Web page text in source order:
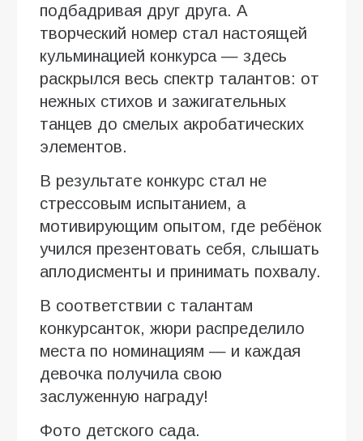
подбадривая друг друга. А
творческий номер стал настоящей
кульминацией конкурса — здесь
раскрылся весь спектр талантов: от
нежных стихов и зажигательных
танцев до смелых акробатических
элементов.
В результате конкурс стал не
стрессовым испытанием, а
мотивирующим опытом, где ребёнок
учился презентовать себя, слышать
аплодисменты и принимать похвалу.
В соответствии с талантам
конкурсанток, жюри распределило
места по номинациям — и каждая
девочка получила свою
заслуженную награду!
Фото детского сада.